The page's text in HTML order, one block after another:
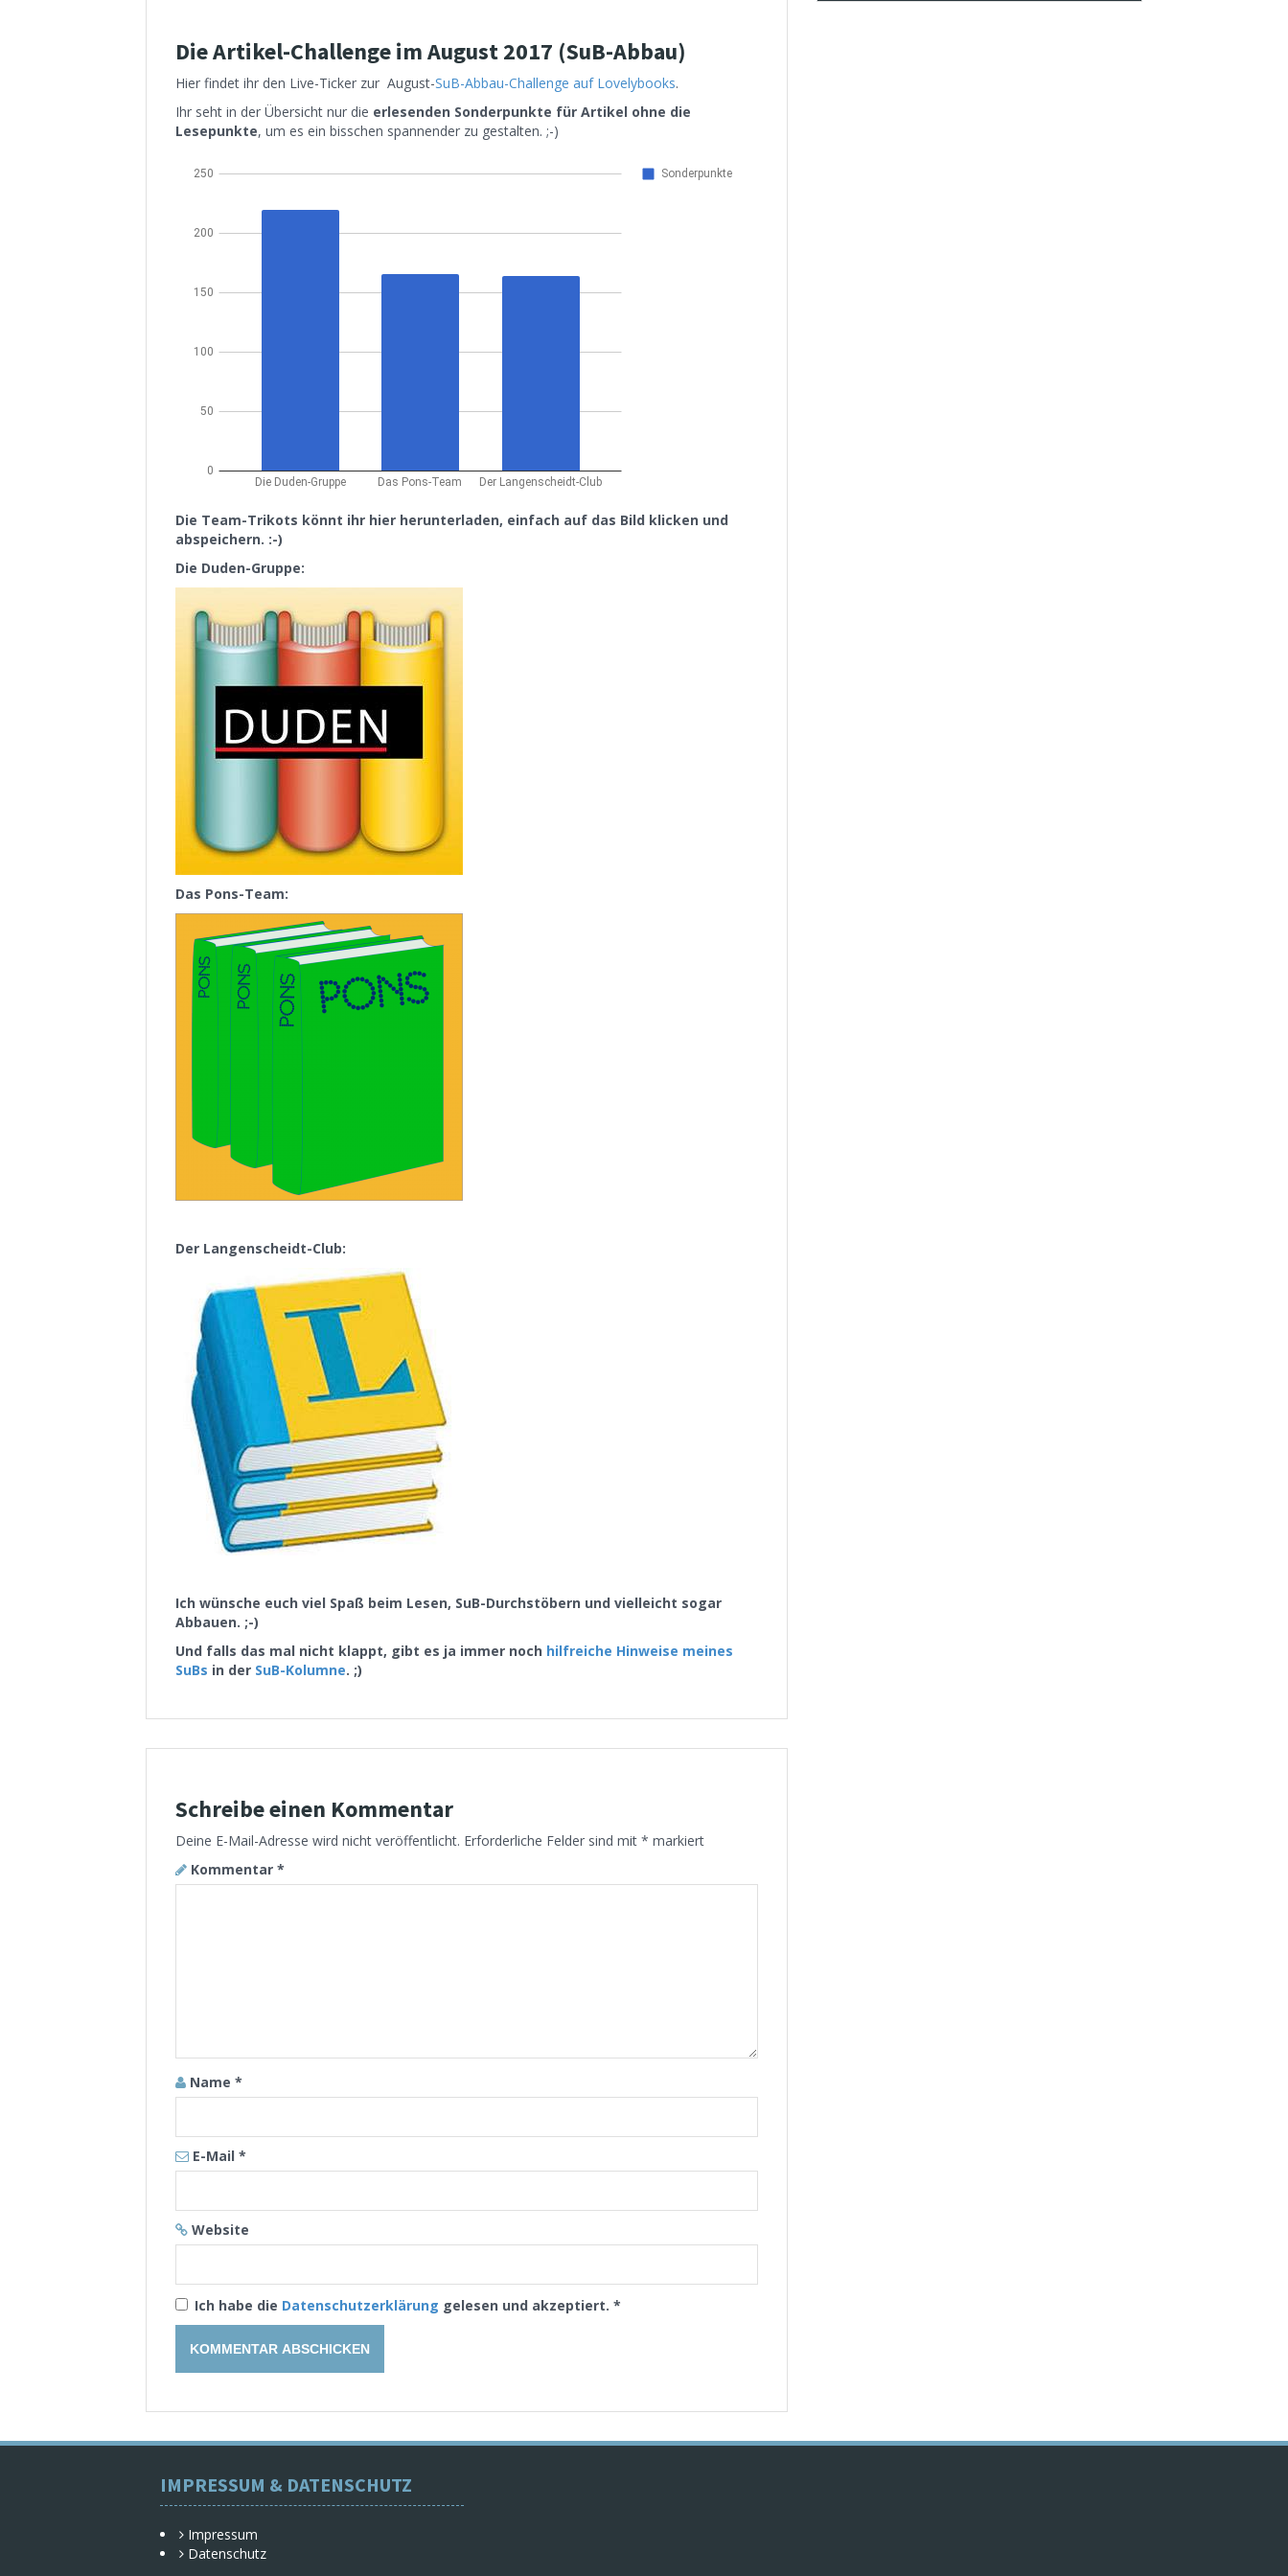
Die Artikel-Challenge im August 2017 (SuB-Abbau)
Hier findet ihr den Live-Ticker zur August-SuB-Abbau-Challenge auf Lovelybooks.
Ihr seht in der Übersicht nur die erlesenden Sonderpunkte für Artikel ohne die
Lesepunkte, um es ein bisschen spannender zu gestalten. ;-)
Die Team-Trikots könnt ihr hier herunterladen, einfach auf das Bild klicken und
abspeichern. :-)
Die Duden-Gruppe:
Das Pons-Team:
Der Langenscheidt-Club:
Ich wünsche euch viel Spaß beim Lesen, SuB-Durchstöbern und vielleicht sogar
Abbauen. ;-)
Und falls das mal nicht klappt, gibt es ja immer noch hilfreiche Hinweise meines
SuBs in der SuB-Kolumne. ;)
Schreibe einen Kommentar
Deine E-Mail-Adresse wird nicht veröffentlicht. Erforderliche Felder sind mit * markiert
Kommentar *
Name *
E-Mail *
Website
Ich habe die Datenschutzerklärung gelesen und akzeptiert. *
IMPRESSUM & DATENSCHUTZ
Impressum
Datenschutz